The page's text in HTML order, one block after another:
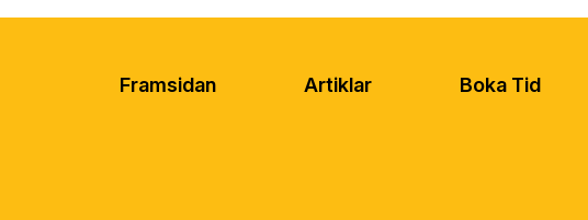
Framsidan Artiklar Boka Tid